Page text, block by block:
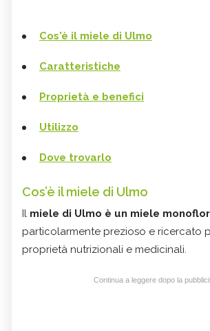
Cos'è il miele di Ulmo
Caratteristiche
Proprietà e benefici
Utilizzo
Dove trovarlo
Cos’è il miele di Ulmo
Il miele di Ulmo è un miele
particolarmente prezioso e ricercato
proprietà nutrizionali e medicinali.
Continua a leggere dopo la